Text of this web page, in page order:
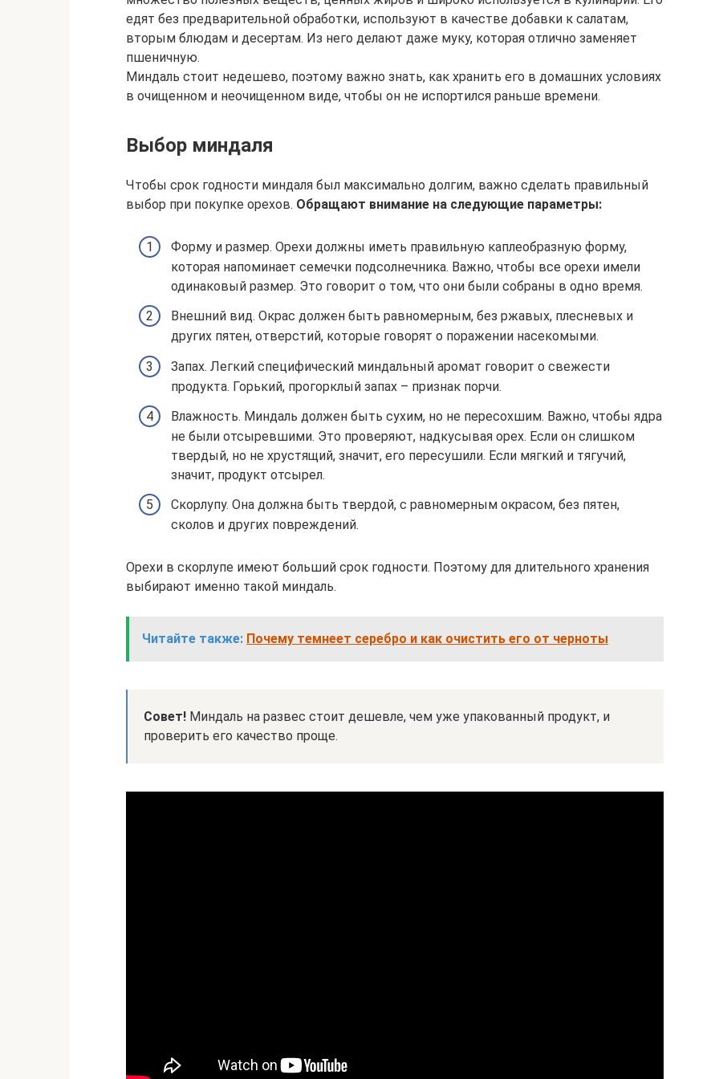
едят без предварительной обработки, используют в качестве добавки к салатам,
вторым блюдам и десертам. Из него делают даже муку, которая отлично заменяет
пшеничную.
Миндаль стоит недешево, поэтому важно знать, как хранить его в домашних условиях
в очищенном и неочищенном виде, чтобы он не испортился раньше времени.
Выбор миндаля
Чтобы срок годности миндаля был максимально долгим, важно сделать правильный
выбор при покупке орехов. Обращают внимание на следующие параметры:
Форму и размер. Орехи должны иметь правильную каплеобразную форму,
которая напоминает семечки подсолнечника. Важно, чтобы все орехи имели
одинаковый размер. Это говорит о том, что они были собраны в одно время.
Внешний вид. Окрас должен быть равномерным, без ржавых, плесневых и
других пятен, отверстий, которые говорят о поражении насекомыми.
Запах. Легкий специфический миндальный аромат говорит о свежести
продукта. Горький, прогорклый запах – признак порчи.
Влажность. Миндаль должен быть сухим, но не пересохшим. Важно, чтобы ядра
не были отсыревшими. Это проверяют, надкусывая орех. Если он слишком
твердый, но не хрустящий, значит, его пересушили. Если мягкий и тягучий,
значит, продукт отсырел.
Скорлупу. Она должна быть твердой, с равномерным окрасом, без пятен,
сколов и других повреждений.
Орехи в скорлупе имеют больший срок годности. Поэтому для длительного хранения
выбирают именно такой миндаль.
Читайте также: Почему темнеет серебро и как очистить его от черноты
Совет! Миндаль на развес стоит дешевле, чем уже упакованный продукт, и
проверить его качество проще.